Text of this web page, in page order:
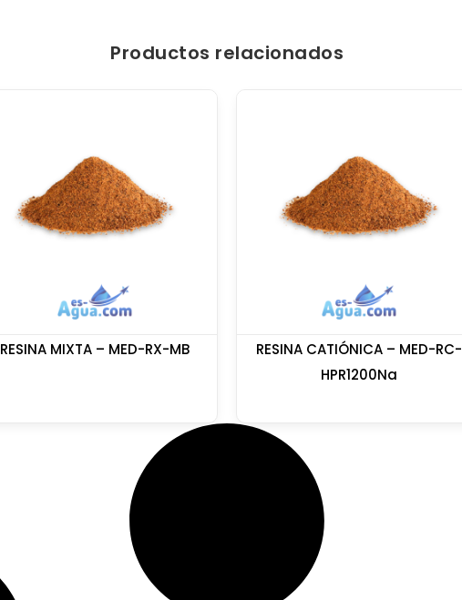
Productos relacionados
RESINA MIXTA – MED-RX-MB
RESINA CATIÓNICA – MED-RC-
HPR1200Na